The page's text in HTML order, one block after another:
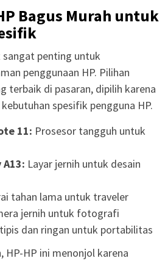
Bagus Murah untuk
penting untuk
penggunaan HP. Pilihan
terbaik di pasaran, dipilih karena
spesifik pengguna HP.
11: Prosesor tangguh untuk
A13: Layar jernih untuk desain
tahan lama untuk traveler
jernih untuk fotografi
dan ringan untuk portabilitas
HP-HP ini menonjol karena